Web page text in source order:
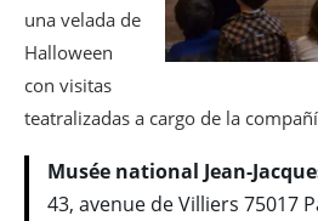
una velada de
Halloween
con visitas
teatralizadas a cargo de la
Musée national Jean-
43, avenue de Villiers 75017